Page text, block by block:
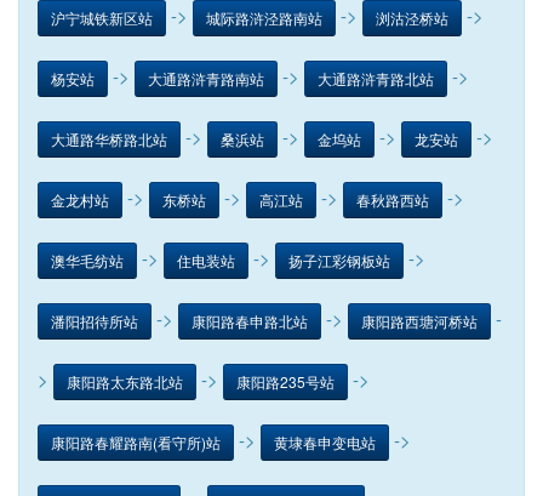
沪宁城铁新区站 -> 城际路浒泾路南站 -> 浏沽泾桥站 ->
杨安站 -> 大通路浒青路南站 -> 大通路浒青路北站 ->
大通路华桥路北站 -> 桑浜站 -> 金坞站 -> 龙安站 ->
金龙村站 -> 东桥站 -> 高江站 -> 春秋路西站 ->
澳华毛纺站 -> 住电装站 -> 扬子江彩钢板站 ->
潘阳招待所站 -> 康阳路春申路北站 -> 康阳路西塘河桥站 -
> 康阳路太东路北站 -> 康阳路235号站 ->
康阳路春耀路南(看守所)站 -> 黄埭春申变电站 ->